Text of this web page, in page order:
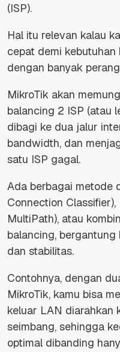
(ISP).
Hal itu relevan kalau
cepat demi kebutuhan
dengan banyak
MikroTik akan
balancing 2 ISP (atau
dibagi ke dua jalur
bandwidth, dan
satu ISP gagal.
Ada berbagai metode
Connection
MultiPath), atau
balancing, bergantung
dan stabilitas.
Contohnya, dengan
MikroTik, kamu bisa
keluar LAN diarahkan
seimbang, sehingga
optimal dibanding